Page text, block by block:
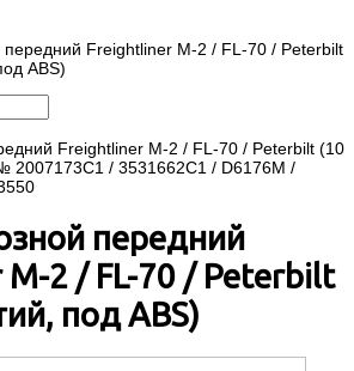
передний Freightliner M-2 / FL-70 / Peterbilt
ABS)
передний
2 / FL-70 / Peterbilt
под ABS)